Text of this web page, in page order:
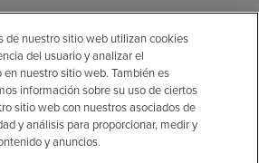
de nuestro sitio web utilizan cookies
del usuario y analizar el
nuestro sitio web. También es
información sobre su uso de ciertos
sitio web con nuestros asociados de
y análisis para proporcionar, medir y
y anuncios.